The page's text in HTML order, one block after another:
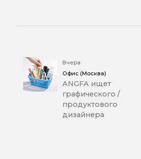
Вчера
Офис (Москва)
ANGFA ищет
графического /
продуктового
дизайнера